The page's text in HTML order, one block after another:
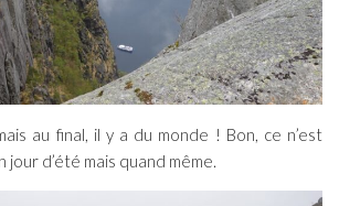
au final, il y a du monde ! Bon, ce n’est
jour d’été mais quand même.